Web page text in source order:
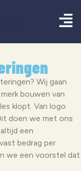
Wij gaan
bouwen van
klopt. Van logo
doen we met ons
een
bedrag per
we een voorstel dat